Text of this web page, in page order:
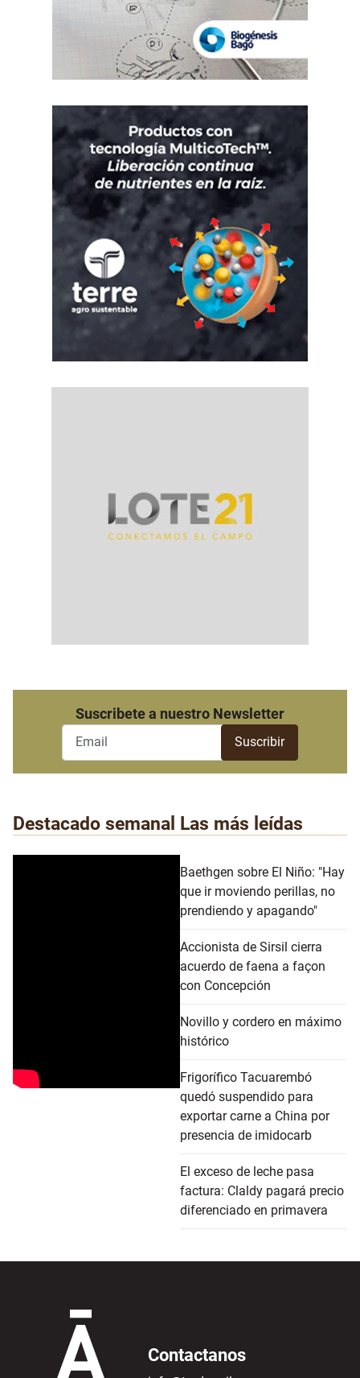
Suscribete a nuestro Newsletter
Destacado semanal Las más leídas
Baethgen sobre El Niño: "Hay
que ir moviendo perillas, no
prendiendo y apagando"
Accionista de Sirsil cierra
acuerdo de faena a façon
con Concepción
Novillo y cordero en máximo
histórico
Frigorífico Tacuarembó
quedó suspendido para
exportar carne a China por
presencia de imidocarb
El exceso de leche pasa
factura: Claldy pagará precio
diferenciado en primavera
Contactanos